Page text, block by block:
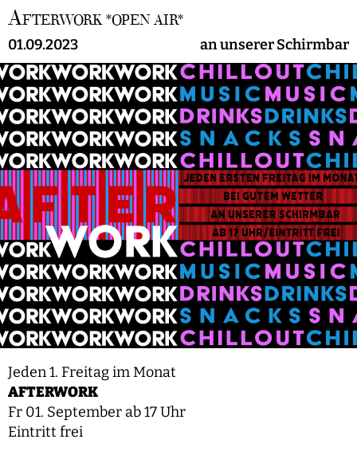
AFTERWORK *OPEN AIR*
01.09.2023 an unserer Schirmbar
Jeden 1. Freitag im Monat
AFTERWORK
Fr 01. September ab 17 Uhr
Eintritt frei